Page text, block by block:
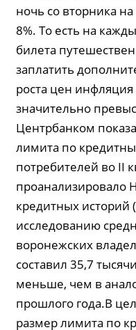
ночь со вторника
8%. То есть на
билета
заплатить
роста цен
значительно
Центрбанком
лимита по
потребителей во II
проанализировало
кредитных историй
исследованию
воронежских
составил 35,7
меньше, чем в
прошлого года.В
размер лимита по